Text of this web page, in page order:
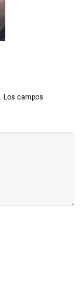
Los campos